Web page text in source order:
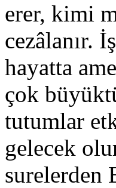
erer, kimi
cezâlanır.
hayatta
çok
tutumlar
gelecek
surelerden